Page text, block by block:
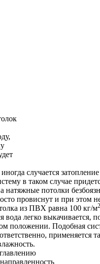
случается затопление
в таком случае
натяжные потолки
провиснут и при этом
из ПВХ равна 100 кг/м2
вода легко выкачивается,
положении. Подобная
применяется